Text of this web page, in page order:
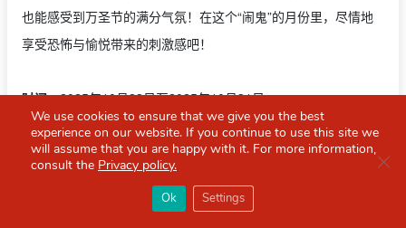
也能感受到万圣节的满分气氛！在这个“闹鬼”的月份里，尽情地
享受恐怖与愉悦带来的刺激感吧！
时间：2025年10月23日至2025年10月31日
地点：爱丁堡多地
约克
你必备的英国指南
We use cookies to ensure that we give you the best
experience on our website. If you continue to use this site we
will assume that you are happy with it. For more information,
consult the Privacy policy.
Ok Settings